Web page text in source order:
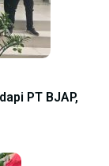
PT BJAP,